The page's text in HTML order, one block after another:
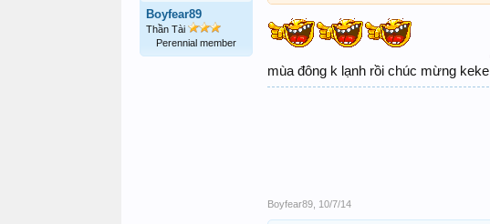
Boyfear89
Thần Tài
Perennial member
mùa đông k lạnh rồi chúc mừng keke
Boyfear89 10/7/14